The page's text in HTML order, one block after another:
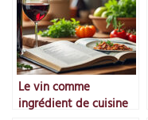
Le vin comme
ingrédient de cuisine